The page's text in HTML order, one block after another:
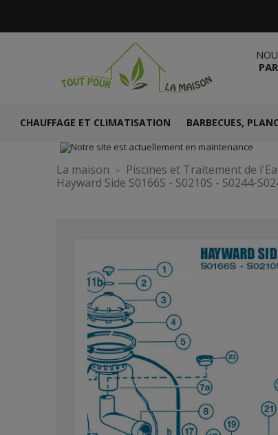
CHAUFFAGE ET CLIMATISATION BARBECUES,
La maison Piscines et Traitement de
Hayward Side S0166S - S0210S - S0244-